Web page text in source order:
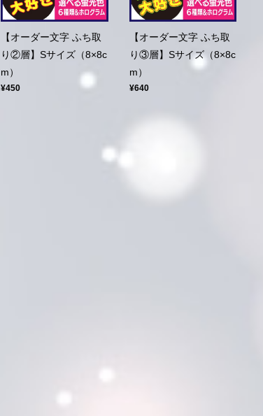
【オーダー文字 ふち取
り②層】Sサイズ（8×8c
m）
¥450
【オーダー文字 ふち取
り③層】Sサイズ（8×8c
m）
¥640